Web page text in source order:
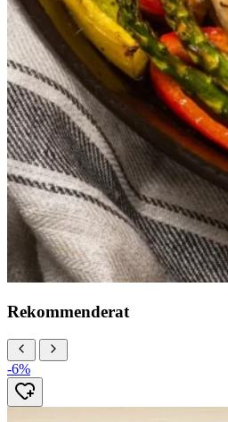
Rekommenderat
-6%